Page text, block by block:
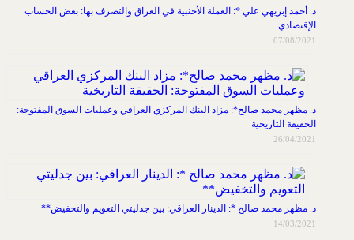
د. أحمد إبريهي علي *: العملة الأجنبية في العراق والتصرف بها: بعض الحساب
الإقتصادي
07/08/2021
د. مظهر محمد صالح*: مزاد البنك المركزي العراقي وعمليات السوق المفتوحة:
الحقيقة التاريخية
26/04/2021
د. مظهر محمد صالح *: الدينار العراقي: بين جدليتي التعويم والتخفيض**
14/03/2021